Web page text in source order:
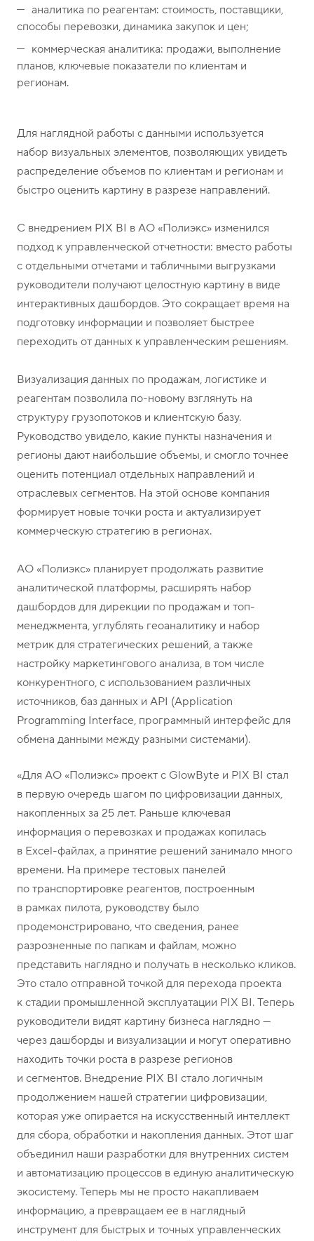
аналитика по реагентам: стоимость, поставщики,
способы перевозки, динамика закупок и цен;
коммерческая аналитика: продажи, выполнение
планов, ключевые показатели по клиентам и
регионам.
Для наглядной работы с данными используется
набор визуальных элементов, позволяющих увидеть
распределение объемов по клиентам и регионам и
быстро оценить картину в разрезе направлений.
С внедрением PIX BI в АО «Полиэкс» изменился
подход к управленческой отчетности: вместо работы
с отдельными отчетами и табличными выгрузками
руководители получают целостную картину в виде
интерактивных дашбордов. Это сокращает время на
подготовку информации и позволяет быстрее
переходить от данных к управленческим решениям.
Визуализация данных по продажам, логистике и
реагентам позволила по-новому взглянуть на
структуру грузопотоков и клиентскую базу.
Руководство увидело, какие пункты назначения и
регионы дают наибольшие объемы, и смогло точнее
оценить потенциал отдельных направлений и
отраслевых сегментов. На этой основе компания
формирует новые точки роста и актуализирует
коммерческую стратегию в регионах.
АО «Полиэкс» планирует продолжать развитие
аналитической платформы, расширять набор
дашбордов для дирекции по продажам и топ-
менеджмента, углублять геоаналитику и набор
метрик для стратегических решений, а также
настройку маркетингового анализа, в том числе
конкурентного, с использованием различных
источников, баз данных и API (Application
Programming Interface, программный интерфейс для
обмена данными между разными системами).
«Для АО «Полиэкс» проект с GlowByte и PIX BI стал
в первую очередь шагом по цифровизации данных,
накопленных за 25 лет. Раньше ключевая
информация о перевозках и продажах копилась
в Excel-файлах, а принятие решений занимало много
времени. На примере тестовых панелей
по транспортировке реагентов, построенным
в рамках пилота, руководству было
продемонстрировано, что сведения, ранее
разрозненные по папкам и файлам, можно
представить наглядно и получать в несколько кликов.
Это стало отправной точкой для перехода проекта
к стадии промышленной эксплуатации PIX BI. Теперь
руководители видят картину бизнеса наглядно —
через дашборды и визуализации и могут оперативно
находить точки роста в разрезе регионов
и сегментов. Внедрение PIX BI стало логичным
продолжением нашей стратегии цифровизации,
которая уже опирается на искусственный интеллект
для сбора, обработки и накопления данных. Этот шаг
объединил наши разработки для внутренних систем
и автоматизацию процессов в единую аналитическую
экосистему. Теперь мы не просто накапливаем
информацию, а превращаем ее в наглядный
инструмент для быстрых и точных управленческих